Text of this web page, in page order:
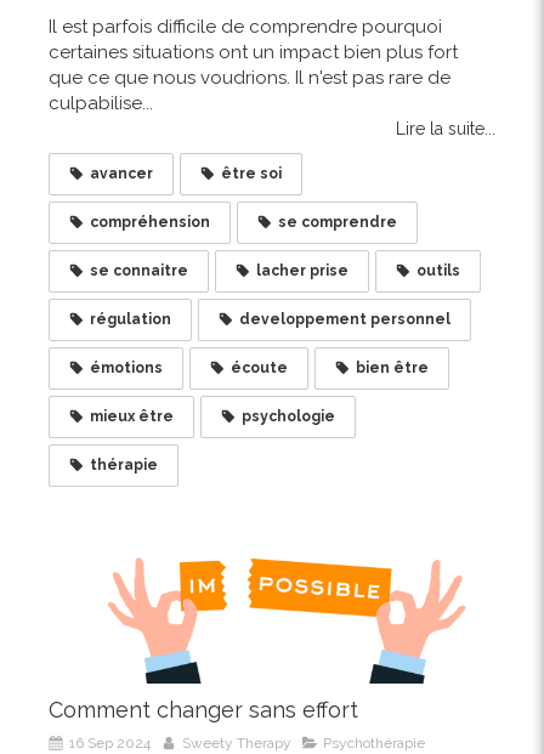
Il est parfois difficile de comprendre pourquoi
certaines situations ont un impact bien plus fort
que ce que nous voudrions. Il n'est pas rare de
culpabilise...
Lire la suite...
avancer être soi
compréhension se comprendre
se connaitre lacher prise outils
régulation developpement personnel
émotions écoute bien être
mieux être psychologie
thérapie
Comment changer sans effort
16 Sep 2024 Sweety Therapy Psychothérapie